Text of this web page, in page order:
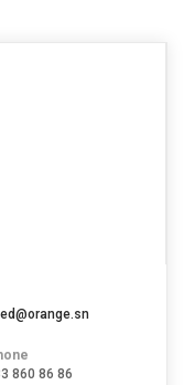
860 86 86